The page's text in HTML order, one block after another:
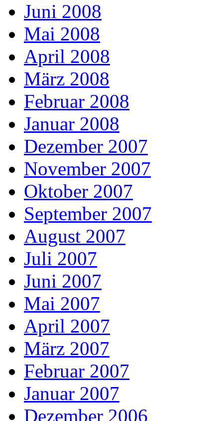
Juni 2008
Mai 2008
April 2008
März 2008
Februar 2008
Januar 2008
Dezember 2007
November 2007
Oktober 2007
September 2007
August 2007
Juli 2007
Juni 2007
Mai 2007
April 2007
März 2007
Februar 2007
Januar 2007
Dezember 2006